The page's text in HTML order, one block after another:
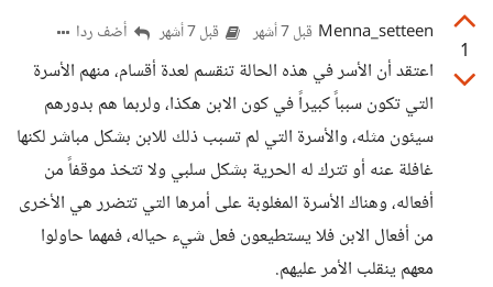
1
Menna_setteen قبل 7 أشهر قبل 7 أشهر أضف ردا
اعتقد أن الأسر في هذه الحالة تنقسم لعدة أقسام، منهم الأسرة
التي تكون سبباً كبيراً في كون الابن هكذا، ولربما هم بدورهم
سيئون مثله، والأسرة التي لم تسبب ذلك للابن بشكل مباشر لكنها
غافلة عنه أو تترك له الحرية بشكل سلبي ولا تتخذ موقفاً من
أفعاله، وهناك الأسرة المغلوبة على أمرها التي تتضرر هي الأخرى
من أفعال الابن فلا يستطيعون فعل شيء حياله، فمهما حاولوا
معهم ينقلب الأمر عليهم.